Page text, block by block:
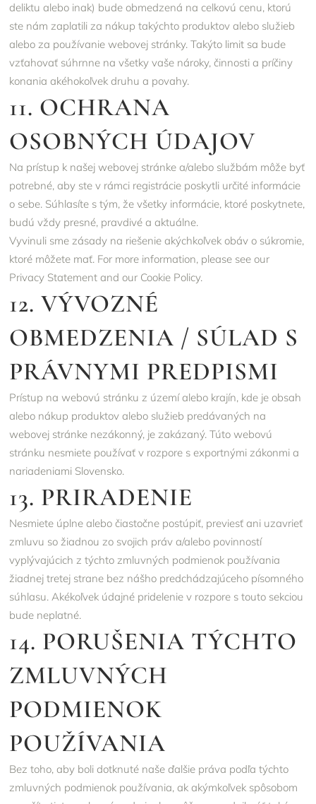
deliktu alebo inak) bude obmedzená na celkovú cenu, ktorú
ste nám zaplatili za nákup takýchto produktov alebo služieb
alebo za používanie webovej stránky. Takýto limit sa bude
vzťahovať súhrnne na všetky vaše nároky, činnosti a príčiny
konania akéhokoľvek druhu a povahy.
11. OCHRANA
OSOBNÝCH ÚDAJOV
Na prístup k našej webovej stránke a/alebo službám môže byť
potrebné, aby ste v rámci registrácie poskytli určité informácie
o sebe. Súhlasíte s tým, že všetky informácie, ktoré poskytnete,
budú vždy presné, pravdivé a aktuálne.
Vyvinuli sme zásady na riešenie akýchkoľvek obáv o súkromie,
ktoré môžete mať. For more information, please see our
Privacy Statement and our Cookie Policy.
12. VÝVOZNÉ
OBMEDZENIA / SÚLAD S
PRÁVNYMI PREDPISMI
Prístup na webovú stránku z území alebo krajín, kde je obsah
alebo nákup produktov alebo služieb predávaných na
webovej stránke nezákonný, je zakázaný. Túto webovú
stránku nesmiete používať v rozpore s exportnými zákonmi a
nariadeniami Slovensko.
13. PRIRADENIE
Nesmiete úplne alebo čiastočne postúpiť, previesť ani uzavrieť
zmluvu so žiadnou zo svojich práv a/alebo povinností
vyplývajúcich z týchto zmluvných podmienok používania
žiadnej tretej strane bez nášho predchádzajúceho písomného
súhlasu. Akékoľvek údajné pridelenie v rozpore s touto sekciou
bude neplatné.
14. PORUŠENIA TÝCHTO
ZMLUVNÝCH
PODMIENOK
POUŽÍVANIA
Bez toho, aby boli dotknuté naše ďalšie práva podľa týchto
zmluvných podmienok používania, ak akýmkoľvek spôsobom